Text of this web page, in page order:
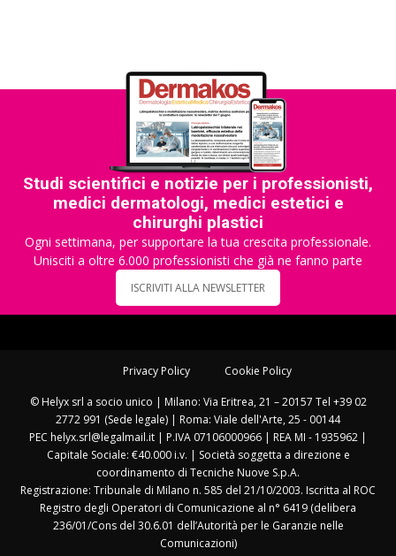
Studi scientifici e notizie per i professionisti,
medici dermatologi, medici estetici e
chirurghi plastici
Ogni settimana, per supportare la tua crescita professionale.
Unisciti a oltre 6.000 professionisti che già ne fanno parte
ISCRIVITI ALLA NEWSLETTER
Privacy Policy Cookie Policy
© Helyx srl a socio unico | Milano: Via Eritrea, 21 – 20157 Tel +39 02
2772 991 (Sede legale) | Roma: Viale dell'Arte, 25 - 00144
PEC helyx.srl@legalmail.it | P.IVA 07106000966 | REA MI - 1935962 |
Capitale Sociale: €40.000 i.v. | Società soggetta a direzione e
coordinamento di Tecniche Nuove S.p.A.
Registrazione: Tribunale di Milano n. 585 del 21/10/2003. Iscritta al ROC
Registro degli Operatori di Comunicazione al n° 6419 (delibera
236/01/Cons del 30.6.01 dell’Autorità per le Garanzie nelle
Comunicazioni)